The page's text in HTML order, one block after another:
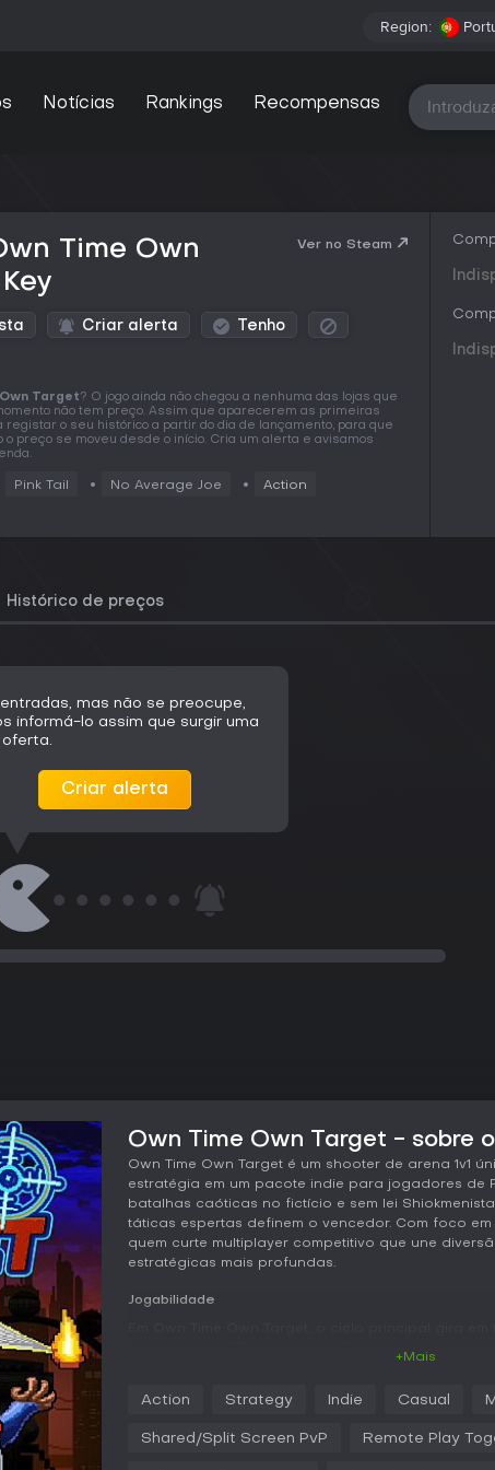
Region:
Notícias Rankings Recompensas Todas as
Time Own
Ver no Steam
Criar alerta Tenho
Target? O jogo ainda não chegou a nenhuma das lojas que
não tem preço. Assim que aparecerem as primeiras
o seu histórico a partir do dia de lançamento, para que
o preço se moveu desde o início. Cria um alerta e avisamos
Pink Tail No Average Joe Action
Histórico de preços
mas não se preocupe,
informá-lo assim que surgir uma
Criar alerta
Own Time Own Target - sobre
Own Time Own Target é um shooter de arena 1v1
estratégia em um pacote indie para jogadores de
batalhas caóticas no fictício e sem lei
táticas espertas definem o vencedor. Com foco
quem curte multiplayer competitivo que une
estratégicas mais profundas.
Jogabilidade
dos fighting games com o fluxo rítmico de
+Mais
Action Strategy Indie Casual
Shared/Split Screen PvP Remote Play